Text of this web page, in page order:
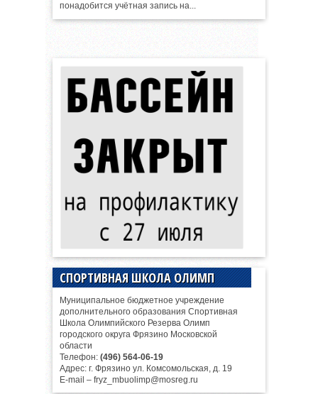
понадобится учётная запись на...
СПОРТИВНАЯ ШКОЛА ОЛИМП
Муниципальное бюджетное учреждение
дополнительного образования Спортивная
Школа Олимпийского Резерва Олимп
городского округа Фрязино Московской
области
Телефон: (496) 564-06-19
Адрес: г. Фрязино ул. Комсомольская, д. 19
E-mail – fryz_mbuolimp@mosreg.ru